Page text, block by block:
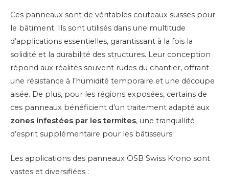
Ces panneaux sont de véritables couteaux suisses pour
le bâtiment. Ils sont utilisés dans une multitude
d’applications essentielles, garantissant à la fois la
solidité et la durabilité des structures. Leur conception
répond aux réalités souvent rudes du chantier, offrant
une résistance à l’humidité temporaire et une découpe
aisée. De plus, pour les régions exposées, certains de
ces panneaux bénéficient d’un traitement adapté aux
zones infestées par les termites, une tranquillité
d’esprit supplémentaire pour les bâtisseurs.
Les applications des panneaux OSB Swiss Krono sont
vastes et diversifiées :